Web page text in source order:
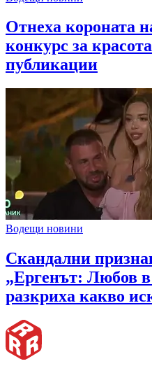
Отнеха короната
конкурс за
публикации
Водещи новини
Скандални
„Ергенът: Любов
разкриха какво